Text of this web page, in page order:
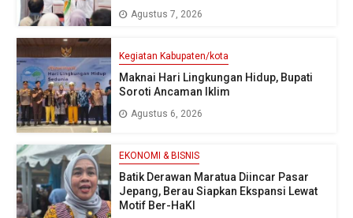
Agustus 7, 2026
Kegiatan Kabupaten/kota
Maknai Hari Lingkungan Hidup, Bupati
Soroti Ancaman Iklim
Agustus 6, 2026
EKONOMI & BISNIS
Batik Derawan Maratua Diincar Pasar
Jepang, Berau Siapkan Ekspansi Lewat
Motif Ber-HaKI